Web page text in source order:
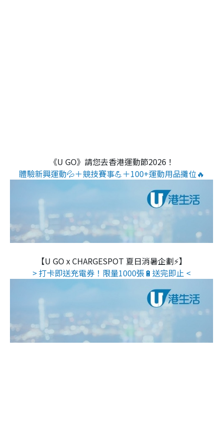
《U GO》請您去香港運動節2026！
體驗新興運動💦＋競技賽事💪＋100+運動用品攤位🔥
【U GO x CHARGESPOT 夏日消暑企劃⚡】
> 打卡即送充電券！限量1000張🔋送完即止 <